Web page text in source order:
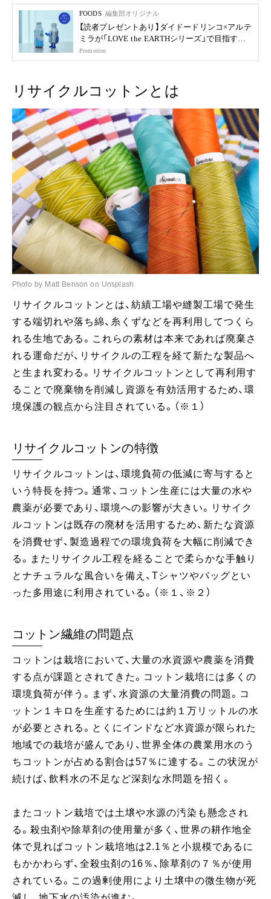
FOODS 編集部オリジナル
【読者プレゼントあり】ダイドードリンコ×アルテ
ミラが「LOVE the EARTHシリーズ」で目指す未
来
Promotion
リサイクルコットンとは
Photo by Matt Benson on Unsplash
リサイクルコットンとは、紡績工場や縫製工場で発生
する端切れや落ち綿、糸くずなどを再利用してつくら
れる生地である。これらの素材は本来であれば廃棄さ
れる運命だが、リサイクルの工程を経て新たな製品へ
と生まれ変わる。リサイクルコットンとして再利用す
ることで廃棄物を削減し資源を有効活用するため、環
境保護の観点から注目されている。（※１）
リサイクルコットンの特徴
リサイクルコットンは、環境負荷の低減に寄与すると
いう特長を持つ。通常、コットン生産には大量の水や
農薬が必要であり、環境への影響が大きい。リサイク
ルコットンは既存の廃材を活用するため、新たな資源
を消費せず、製造過程での環境負荷を大幅に削減でき
る。またリサイクル工程を経ることで柔らかな手触り
とナチュラルな風合いを備え、Tシャツやバッグとい
った多用途に利用されている。（※１、※２）
コットン繊維の問題点
コットンは栽培において、大量の水資源や農薬を消費
する点が課題とされてきた。コットン栽培には多くの
環境負荷が伴う。まず、水資源の大量消費の問題。コ
ットン１キロを生産するためには約１万リットルの水
が必要とされる。とくにインドなど水資源が限られた
地域での栽培が盛んであり、世界全体の農業用水のう
ちコットンが占める割合は57％に達する。この状況が
続けば、飲料水の不足など深刻な水問題を招く。
またコットン栽培では土壌や水源の汚染も懸念され
る。殺虫剤や除草剤の使用量が多く、世界の耕作地全
体で見ればコットン栽培地は2.1％と小規模であるに
もかかわらず、全殺虫剤の16％、除草剤の７％が使用
されている。この過剰使用により土壌中の微生物が死